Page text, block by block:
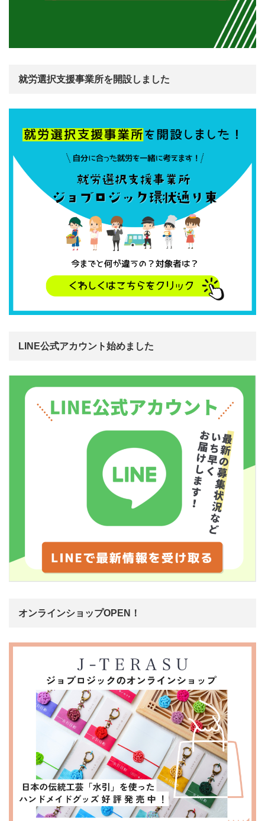
就労選択支援事業所を開設しました
LINE公式アカウント始めました
オンラインショップOPEN！